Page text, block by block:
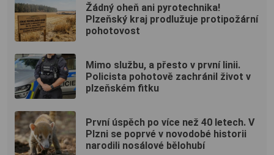
Žádný oheň ani pyrotechnika!
Plzeňský kraj prodlužuje protipožární
pohotovost
Mimo službu, a přesto v první linii.
Policista pohotově zachránil život v
plzeňském fitku
První úspěch po více než 40 letech. V
Plzni se poprvé v novodobé historii
narodili nosálové bělohubí